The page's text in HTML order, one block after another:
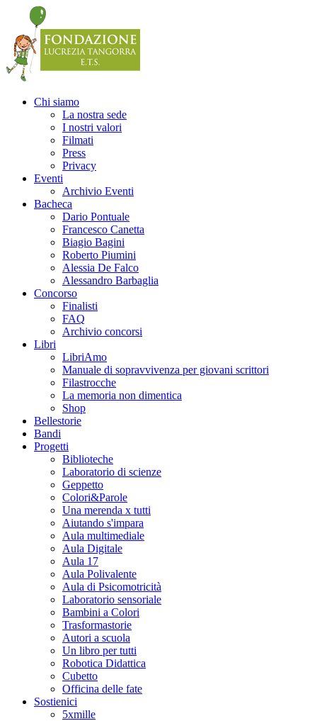
Chi siamo
La nostra sede
I nostri valori
Filmati
Press
Privacy
Eventi
Archivio Eventi
Bacheca
Dario Pontuale
Francesco Canetta
Biagio Bagini
Roberto Piumini
Alessia De Falco
Alessandro Barbaglia
Concorso
Finalisti
FAQ
Archivio concorsi
Libri
LibriAmo
Manuale di sopravvivenza per giovani scrittori
Filastrocche
La memoria non dimentica
Shop
Bellestorie
Bandi
Progetti
Biblioteche
Laboratorio di scienze
Geppetto
Colori&Parole
Una merenda x tutti
Aiutando s'impara
Aula multimediale
Aula Digitale
Aula 17
Aula Polivalente
Aula di Psicomotricità
Laboratorio sensoriale
Bambini a Colori
Trasformastorie
Autori a scuola
Un libro per tutti
Robotica Didattica
Cubetto
Officina delle fate
Sostienici
5xmille
Precedente
Precedente
successivo
successivo